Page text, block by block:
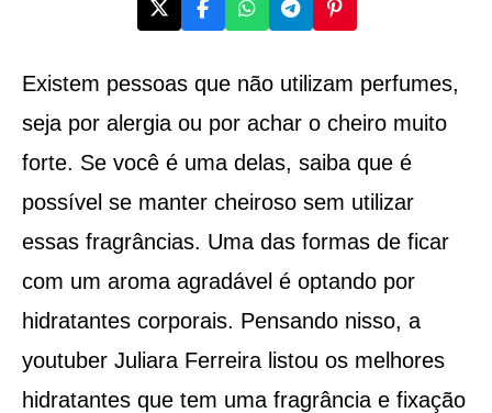
Existem pessoas que não utilizam perfumes,
seja por alergia ou por achar o cheiro muito
forte. Se você é uma delas, saiba que é
possível se manter cheiroso sem utilizar
essas fragrâncias. Uma das formas de ficar
com um aroma agradável é optando por
hidratantes corporais. Pensando nisso, a
youtuber Juliara Ferreira listou os melhores
hidratantes que tem uma fragrância e fixação